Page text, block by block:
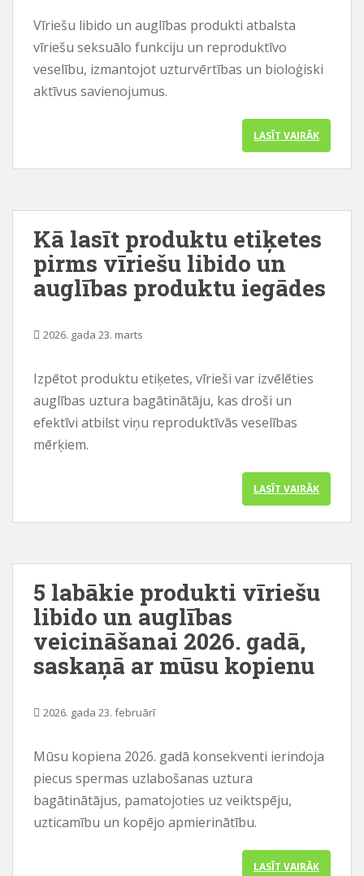
Vīriešu libido un auglības produkti atbalsta
vīriešu seksuālo funkciju un reproduktīvo
veselību, izmantojot uzturvērtības un bioloģiski
aktīvus savienojumus.
LASĪT VAIRĀK
Kā lasīt produktu etiķetes
pirms vīriešu libido un
auglības produktu iegādes
2026. gada 23. marts
Izpētot produktu etiķetes, vīrieši var izvēlēties
auglības uztura bagātinātāju, kas droši un
efektīvi atbilst viņu reproduktīvās veselības
mērķiem.
LASĪT VAIRĀK
5 labākie produkti vīriešu
libido un auglības
veicināšanai 2026. gadā,
saskaņā ar mūsu kopienu
2026. gada 23. februārī
Mūsu kopiena 2026. gadā konsekventi ierindoja
piecus spermas uzlabošanas uztura
bagātinātājus, pamatojoties uz veiktspēju,
uzticamību un kopējo apmierinātību.
LASĪT VAIRĀK